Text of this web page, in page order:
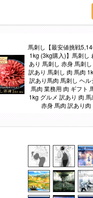
馬刺し【最安値挑戦
1kg (3kg購入)】馬刺し
あり 馬刺し 赤身 馬刺
訳あり 馬刺し 肉 馬肉
訳あり馬肉 馬刺し ヘ
馬肉 業務用 肉 ギフト
1kg グルメ 訳あり 肉 馬
赤身 馬肉 訳あり肉